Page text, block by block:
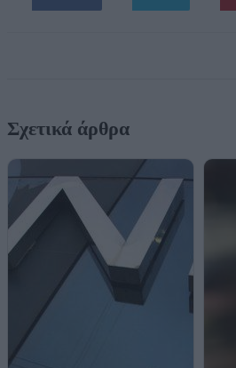
Σχετικά άρθρα